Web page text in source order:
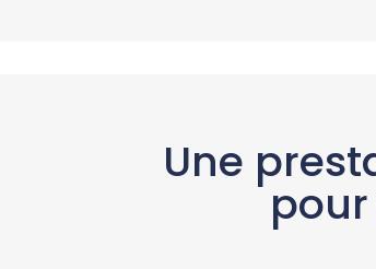
Une